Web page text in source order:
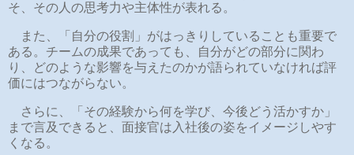
そ、その人の思考力や主体性が表れる。
また、「自分の役割」がはっきりしていることも重要で
ある。チームの成果であっても、自分がどの部分に関わ
り、どのような影響を与えたのかが語られていなければ評
価にはつながらない。
さらに、「その経験から何を学び、今後どう活かすか」
まで言及できると、面接官は入社後の姿をイメージしやす
くなる。